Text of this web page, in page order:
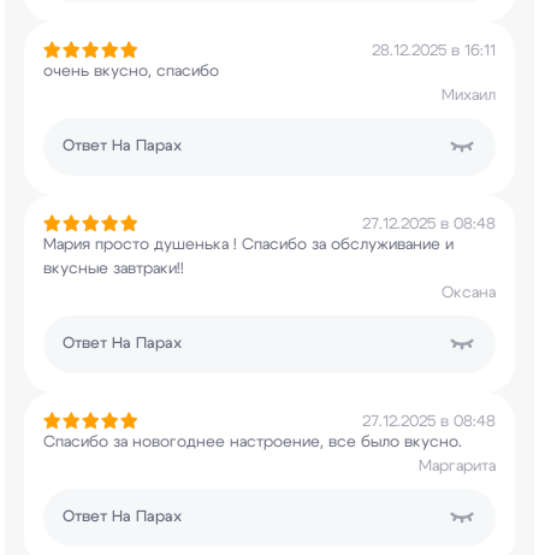
28.12.2025 в 16:11
очень вкусно, спасибо
Михаил
Ответ На Парах
27.12.2025 в 08:48
Мария просто душенька ! Спасибо за обслуживание и
вкусные завтраки!!
Оксана
Ответ На Парах
27.12.2025 в 08:48
Спасибо за новогоднее настроение, все было вкусно.
Маргарита
Ответ На Парах